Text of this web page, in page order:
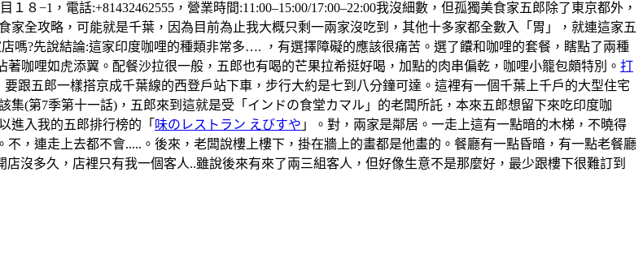
８−1，電話:+81432462555，營業時間:11:00–15:00/17:00–22:00我沒細數，但孤獨美食家五郎除了東京都外，
全攻略，可能就是千葉，因為目前為止我大概只剩一兩家沒吃到，其他十多家都全數入「胃」，就連這家五
嗎?先說結論:這家印度咖哩的種類非常多…. ，有選擇障礙的應該很痛苦。選了饢和咖哩的套餐，瞎點了兩種
咖哩如虎添翼。配餐沙拉很一般，五郎也有喝的芒果拉希挺好喝，加點的肉串偏乾，咖哩小籠包頗特別。 打
跟五郎一樣搭京成千葉線的西登戶站下車，步行大約是七到八分鐘可達。這裡有一個千葉上千戶的大型住宅
(第7季第十一話)，五郎來到這就是受「インドの食堂カマル」的老闆所託，本來五郎想留下來吃印度咖
進入我的五郎排行榜的「 味のレストラン えびすや 」。對，兩家是鄰居。一走上這有一點暗的木梯，不曉得
，連走上去都不會.....。後來，老闆說樓上樓下，掛在牆上的畫都是他畫的。餐廳有一點昏暗，有一點老餐廳
沒多久，店裡只有我一個客人..雖說後來有來了兩三組客人，但好像生意不是那麼好，最少跟樓下很難訂到